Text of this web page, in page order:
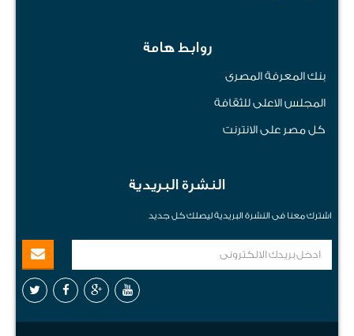
روابط هامة
بنك المعرفة المصرى
المجلس الاعلى للثقافة
كل مصر على الانترنت
النشرة البريدية
اشترك معنا فى النشرة البريدية ليصلك كل جديد